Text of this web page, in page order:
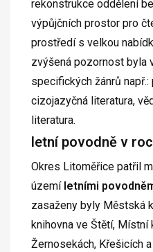
rekonstrukce oddělení
výpůjčních prostor pro
prostředí s velkou
zvýšená pozornost byla
specifických žánrů např.:
cizojazyčná literatura,
literatura.
letní povodně v
Okres Litoměřice patřil
území letními
zasaženy byly Městská
knihovna ve Štětí, Místní
Žernosekách, Křešicích